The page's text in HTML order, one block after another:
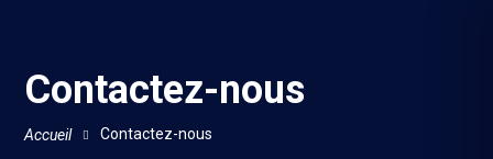
Contactez-nous
Accueil Contactez-nous